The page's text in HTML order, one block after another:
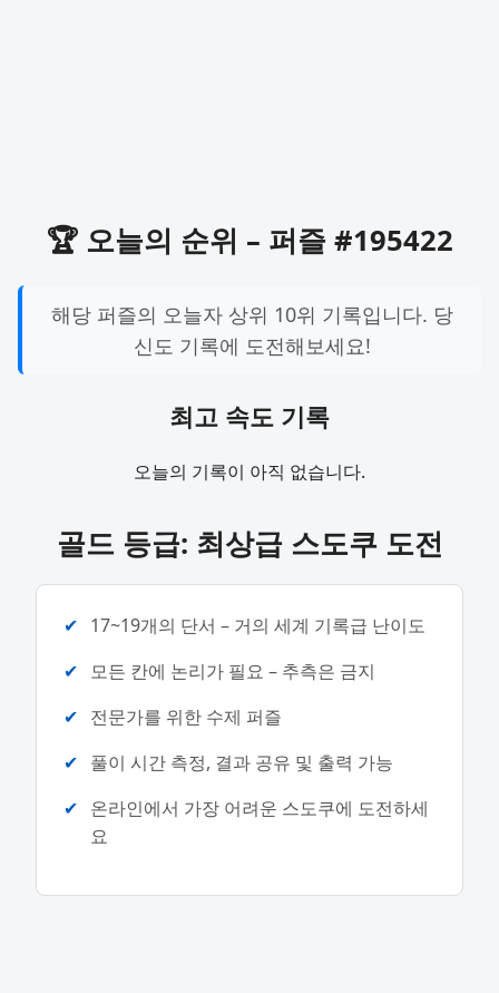
🏆 오늘의 순위 – 퍼즐 #195422
해당 퍼즐의 오늘자 상위 10위 기록입니다. 당
신도 기록에 도전해보세요!
최고 속도 기록
오늘의 기록이 아직 없습니다.
골드 등급: 최상급 스도쿠 도전
17~19개의 단서 – 거의 세계 기록급 난이도
모든 칸에 논리가 필요 – 추측은 금지
전문가를 위한 수제 퍼즐
풀이 시간 측정, 결과 공유 및 출력 가능
온라인에서 가장 어려운 스도쿠에 도전하세
요